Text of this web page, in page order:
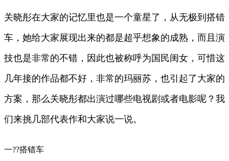
关晓彤在大家的记忆里也是一个童星了，从无极到搭错
车，她给大家展现出来的都是超乎想象的成熟，而且演
技也是非常的不错，因此也被称呼为国民闺女，可惜这
几年接的作品都不好，非常的玛丽苏，也引起了大家的
方案，那么关晓彤都出演过哪些电视剧或者电影呢？我
们来挑几部代表作和大家说一说。
一??搭错车